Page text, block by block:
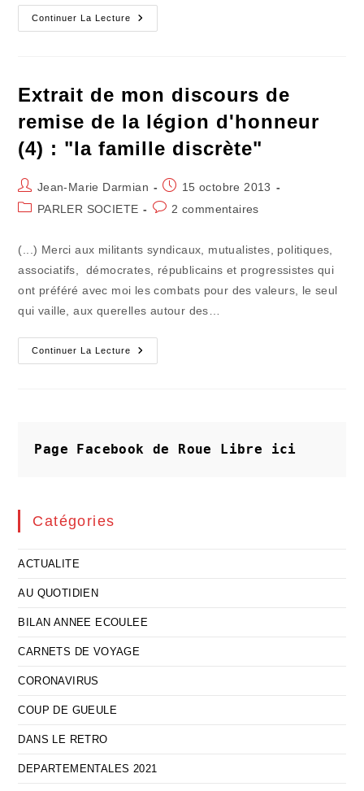
Continuer La Lecture
"When
A
Le
Sur
Un
Slow
Extrait de mon discours de
remise de la légion d'honneur
(4) : "la famille discrète"
Auteur/autrice
de
Jean-Marie Darmian
Publication
publiée :
15 octobre 2013
PostPARLER SOCIETE
Commentaires
publication :
2 commentaires
(...) Merci aux militants syndicaux, mutualistes, politiques,
associatifs, démocrates, républicains et progressistes qui
ont préféré avec moi les combats pour des valeurs, le seul
qui vaille, aux querelles autour des…
Continuer La Lecture
Extrait
De
Légion
D'honneur
Page Facebook de Roue Libre ici
Catégories
ACTUALITE
AU QUOTIDIEN
BILAN ANNEE ECOULEE
CARNETS DE VOYAGE
CORONAVIRUS
COUP DE GUEULE
DANS LE RETRO
DEPARTEMENTALES 2021